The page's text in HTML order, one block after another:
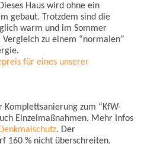
Haus wird ohne ein
gebaut. Trotzdem sind die
warm und im Sommer
zu einem “normalen”
für eines unserer
Komplettsanierung zum “KfW-
Einzelmaßnahmen. Mehr Infos
Denkmalschutz. Der
160 % nicht überschreiten.